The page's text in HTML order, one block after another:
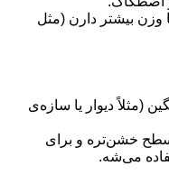
وزن بیشتر دارن (مثل
(مثلاً دیوار یا سازه‌ی
سطح خشن‌تره و برای
می‌شه.